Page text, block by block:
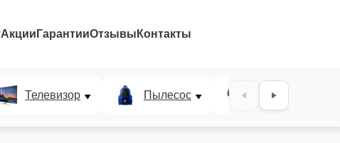
Акции ГарантииОтзывы Контакты
Телевизор Пылесос Проектор